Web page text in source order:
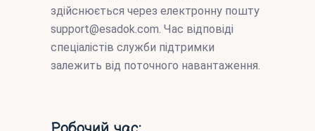
здійснюється через електронну пошту
support@esadok.com. Час відповіді
спеціалістів служби підтримки
залежить від поточного навантаження.